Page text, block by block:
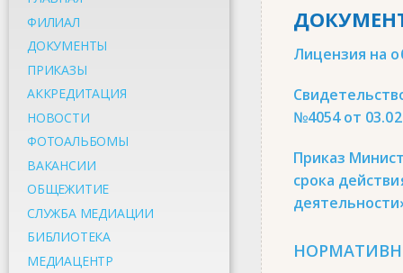
ФИЛИАЛ
ДОКУМЕНТЫ
ПРИКАЗЫ
АККРЕДИТАЦИЯ
НОВОСТИ
ФОТОАЛЬБОМЫ
ВАКАНСИИ
ОБЩЕЖИТИЕ
СЛУЖБА МЕДИАЦИИ
БИБЛИОТЕКА
МЕДИАЦЕНТР
Лицензия на
№4054 от
Приказ
срока